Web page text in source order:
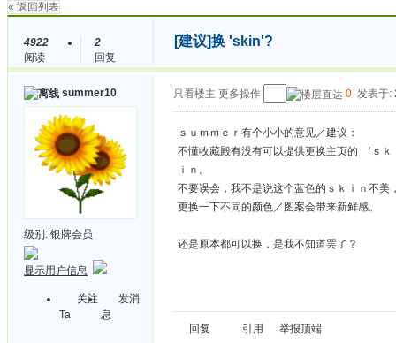
« 返回列表
4922
阅读
2
回复
[建议]换 'skin'?
summer10
级别: 银牌会员
显示用户信息
关注
Ta
发消
息
只看楼主 更多操作 0 发表于:
ｓｕｍｍｅｒ有个小小的意见／建议：
不懂收藏殿有没有可以提供更换主页的 ‘ｓ
ｉｎ。
不要误会，我不是说这个蓝色的ｓｋｉｎ不
更换一下不同的颜色／图案会带来新鲜感。
还是原本都可以换，是我不知道罢了？
回复 引用 举报顶端